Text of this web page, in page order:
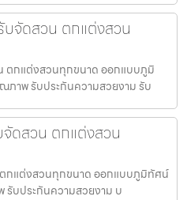
จัดสวน ตกแต่งสวน
ตกแต่งสวนทุกขนาด ออกแบบภูมิ
ภาพ รับประกันความสวยงาม รับ
ดสวน ตกแต่งสวน
กแต่งสวนทุกขนาด ออกแบบภูมิทัศน์
รับประกันความสวยงาม บ